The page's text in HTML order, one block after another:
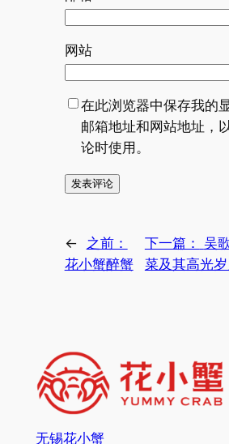
网站
在此浏览器中保存我的
邮箱地址和网站地址，
论时使用。
←
之前：
花小蟹醉蟹
下一篇： 吴
菜及其高光岁
无锡花小蟹